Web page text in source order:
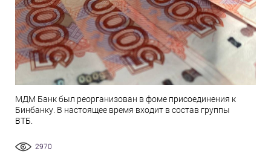
МДМ Банк был реорганизован в фоме присоединения к
Бинбанку. В настоящее время входит в состав группы
ВТБ.
2970